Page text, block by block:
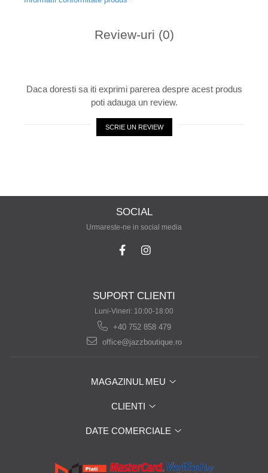
Review-uri (0)
Daca doresti sa iti exprimi parerea despre acest produs
poti adauga un review.
SCRIE UN REVIEW
SOCIAL
Urmareste-ne in social media
SUPORT CLIENTI
Luni-Vineri: 10:00-18:00
+40 752 858 479
office@jazzboutique.ro
MAGAZINUL MEU
CLIENTI
DATE COMERCIALE